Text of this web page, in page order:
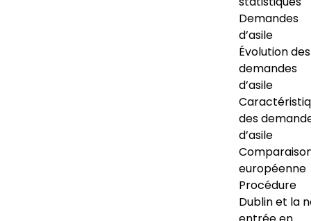
Demandes
d’asile
Évolution des
demandes
d’asile
des
d’asile
européenne
Procédure
Dublin et la